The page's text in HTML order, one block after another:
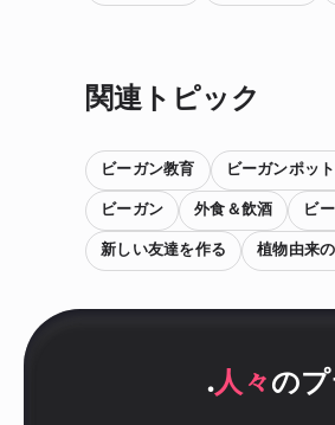
関連トピック
ビーガン教育 ビーガンポッ
ビーガン 外食＆飲酒 ビ
新しい友達を作る 植物由来
.人々 の